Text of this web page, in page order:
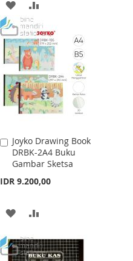
ADD
TO
WISH
LIST
TO
COMPARE
Joyko Drawing Book
DRBK-2A4 Buku
Gambar Sketsa
IDR 9.200,00
Add
to
Cart
ADD
WISHCOMPARE